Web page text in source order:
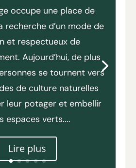
occupe une place de
recherche d’un mode de
et respectueux de
Aujourd’hui, de plus
se tournent vers
de culture naturelles
leur potager et embellir
espaces verts....
Lire plus